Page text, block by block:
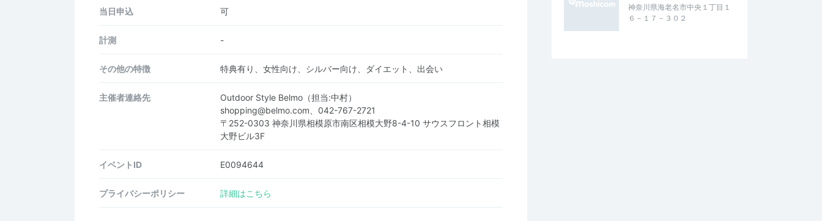
当日申込 可
計測 -
その他の特徴 特典有り、女性向け、シルバー向け、ダイエット、出会い
主催者連絡先
Outdoor Style Belmo（担当:中村）
shopping@belmo.com、042-767-2721
〒252-0303 神奈川県相模原市南区相模大野8-4-10 サウスフロント相模
大野ビル3F
イベントID E0094644
プライバシーポリシー 詳細はこちら
神奈川県海老名市中央１丁目１
６－１７－３０２